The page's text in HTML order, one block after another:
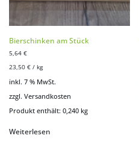
Bierschinken am Stück
5,64 €
23,50 € / kg
inkl. 7 % MwSt.
zzgl. Versandkosten
Produkt enthält: 0,240 kg
Weiterlesen